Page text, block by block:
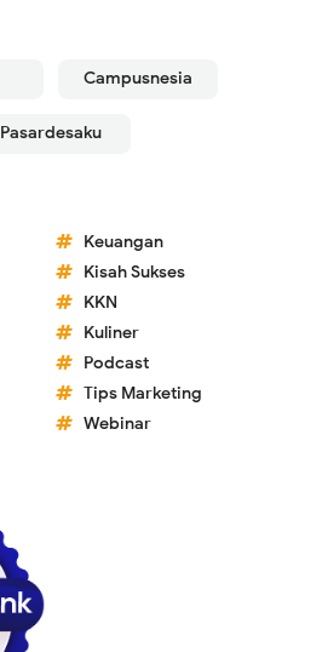
Campusnesia
Pasardesaku
Keuangan
Kisah Sukses
KKN
Kuliner
Podcast
Tips Marketing
Webinar